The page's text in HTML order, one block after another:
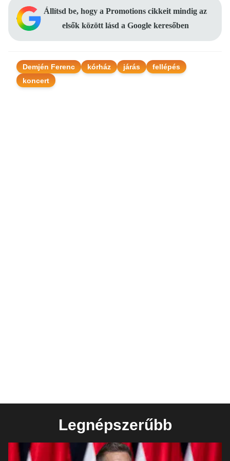
Állítsd be, hogy a Promotions cikkeit mindig az
elsők között lásd a Google keresőben
Demjén Ferenc kórház járás
fellépés
koncert
Legnépszerűbb